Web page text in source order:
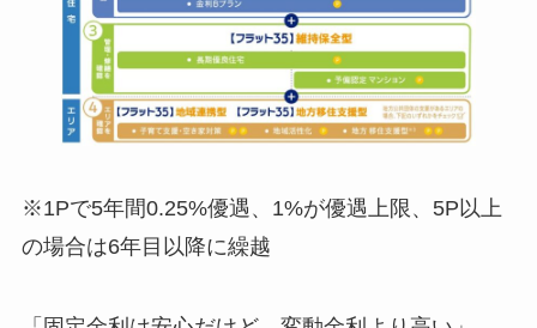
※1Pで5年間0.25%優遇、1%が優遇上限、5P以上
の場合は6年目以降に繰越